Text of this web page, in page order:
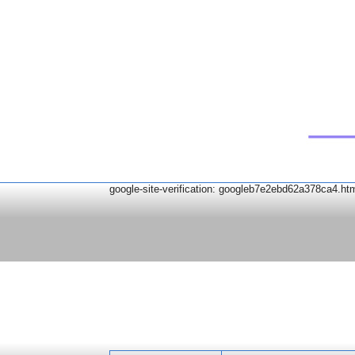
google-site-verification: